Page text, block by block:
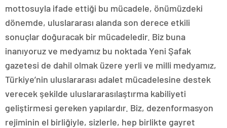
mottosuyla ifade ettiği bu mücadele, önümüzdeki
dönemde, uluslararası alanda son derece etkili
sonuçlar doğuracak bir mücadeledir. Biz buna
inanıyoruz ve medyamız bu noktada Yeni Şafak
gazetesi de dahil olmak üzere yerli ve milli medyamız,
Türkiye’nin uluslararası adalet mücadelesine destek
verecek şekilde uluslararasılaştırma kabiliyeti
geliştirmesi gereken yapılardır. Biz, dezenformasyon
rejiminin el birliğiyle, sizlerle, hep birlikte gayret